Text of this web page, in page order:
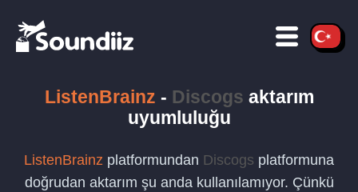
ListenBrainz - Discogs aktarım
uyumluluğu
ListenBrainz platformundan Discogs platformuna
doğrudan aktarım şu anda kullanılamıyor. Çünkü